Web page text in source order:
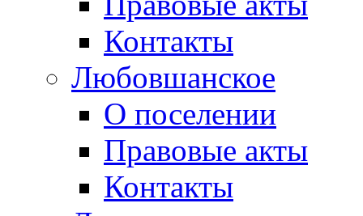
Контакты
Любовшанское
О поселении
Правовые акты
Контакты